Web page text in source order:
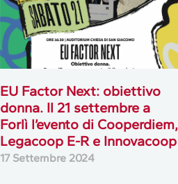
EU Factor Next: obiettivo
donna. Il 21 settembre a
Forlì l’evento di Cooperdiem,
Legacoop E-R e Innovacoop
17 Settembre 2024